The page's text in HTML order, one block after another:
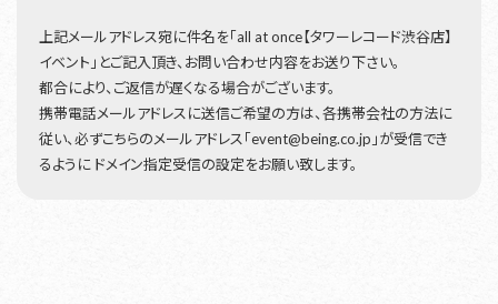
上記メールアドレス宛に件名を「all at once【タワーレコード渋谷店】
イベント」とご記入頂き、お問い合わせ内容をお送り下さい。
都合により、ご返信が遅くなる場合がございます。
携帯電話メールアドレスに送信ご希望の方は、各携帯会社の方法に
従い、必ずこちらのメールアドレス「event@being.co.jp」が受信でき
るように ドメイン指定受信の設定をお願い致します。